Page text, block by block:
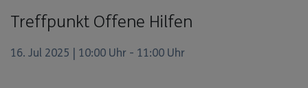
Treffpunkt Offene Hilfen
16. Jul 2025 | 10:00 Uhr - 11:00 Uhr